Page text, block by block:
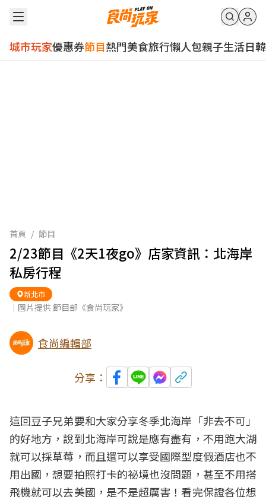
城市玩家優惠券節目熱門美食旅行懶人包親子生活日韓
首頁 / 節目
2/23節目《2天1夜go》店家資訊：北海岸
私房行程
新北市
｜圖片提供 節目部《食尚玩家》
食尚編輯部
分享：
這回豆子兄弟要和大家分享冬季北海岸「非去不可」
的好地方，說到北海岸可說是應有盡有，不用跑大湖
就可以採草莓，而且還可以享受國際型度假酒店也不
用出國，想要拍照打卡的祕境也沒問題，甚至不用搭
飛機就可以去美國，是不是超厲害！看完保證各位想